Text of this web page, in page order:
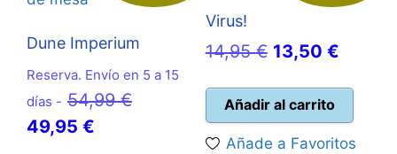
Dune Imperium
Reserva. Envío en 5 a 15
días - 54,99€El
49,95 €
Virus!
14,95€ El
original
13,50 €El
Añadir al carrito
Añade a Favoritos